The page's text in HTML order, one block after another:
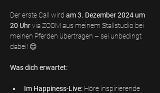
Der erste Call wird am 3. Dezember 2024 um
20 Uhr via ZOOM aus meinem Stallstudio bei
meinen Pferden übertragen – sei unbedingt
dabei! 😊
Was dich erwartet:
Im Happiness-Live: Höre inspirierende